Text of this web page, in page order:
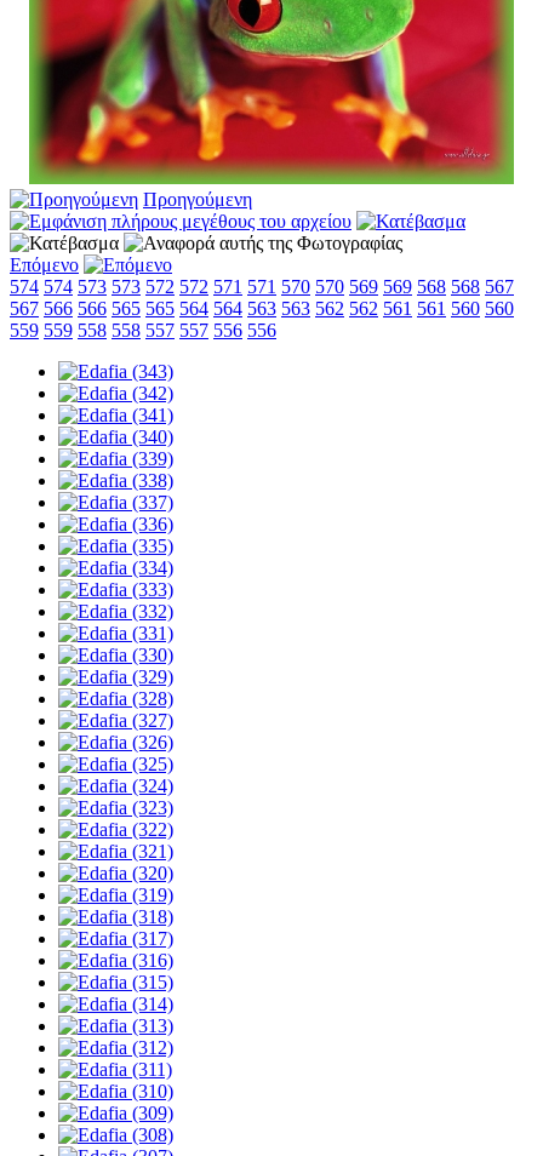
Προηγούμενη
Επόμενο
574 574 573 573 572 572 571 571 570 570 569 569 568 568 567
567 566 566 565 565 564 564 563 563 562 562 561 561 560 560
559 559 558 558 557 557 556 556